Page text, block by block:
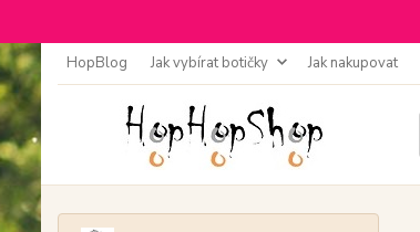
HopBlog Jak vybírat botičky Jak nakupovat